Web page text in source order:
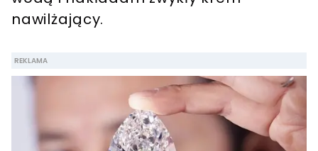
nawilżający.